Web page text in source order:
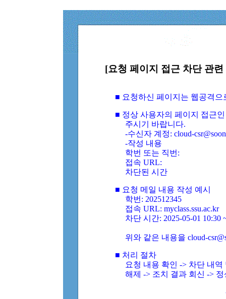
[요청 페이지 접근 차단 관
■ 요청하신 페이지는 웹공격
■ 정상 사용자의 페이지 접근
주시기 바랍니다.
-수신자 계정: cloud-
-작성 내용
학번 또는 직번:
접속 URL:
차단된 시간
■ 요청 메일 내용 작성 예시
학번: 202512345
접속 URL: myclass.ssu.ac.kr
차단 시간: 2025-05-01 10:30
위와 같은 내용을 cloud-
■ 처리 절차
요청 내용 확인 -> 차단 내
해제 -> 조치 결과 회신 ->